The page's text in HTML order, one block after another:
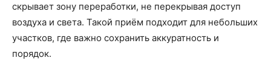
скрывает зону переработки, не перекрывая доступ
воздуха и света. Такой приём подходит для небольших
участков, где важно сохранить аккуратность и
порядок.